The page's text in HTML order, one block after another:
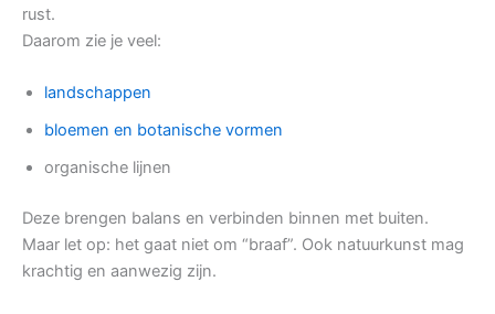
rust.
Daarom zie je veel:
landschappen
bloemen en botanische vormen
organische lijnen
Deze brengen balans en verbinden binnen met buiten.
Maar let op: het gaat niet om “braaf”. Ook natuurkunst mag
krachtig en aanwezig zijn.